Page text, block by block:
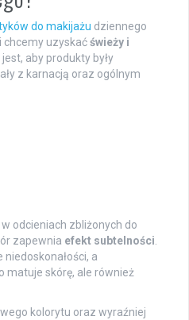
do makijażu dziennego
chcemy uzyskaćświeży i
aby produkty były
z karnacją oraz ogólnym
odcieniach zbliżonych do
zapewnia efekt subtelności.
a
matuje skórę, ale również
kolorytu oraz wyraźniej